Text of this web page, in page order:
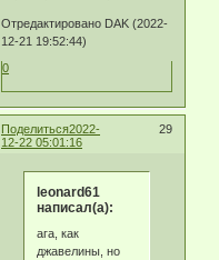
Отредактировано DAK (2022-
12-21 19:52:44)
0
Поделиться 29
2022-
12-22 05:01:16
leonard61
написал(а):
ага, как
джавелины, но